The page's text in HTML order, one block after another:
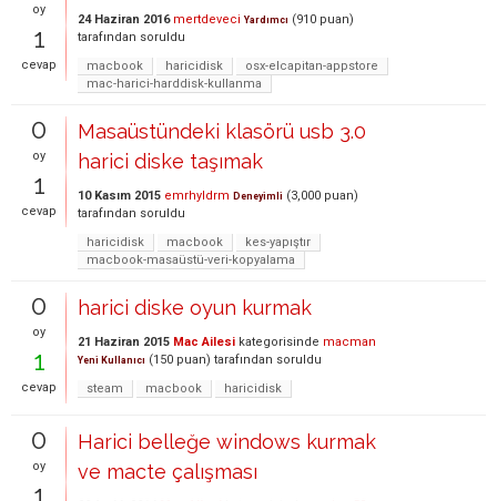
oy
1
cevap
24 Haziran 2016 mertdeveci Yardımcı (910 puan)
tarafından soruldu
macbook
haricidisk
osx-elcapitan-appstore
mac-harici-harddisk-kullanma
0
oy
1
cevap
Masaüstündeki klasörü usb 3.0
harici diske taşımak
10 Kasım 2015 emrhyldrm Deneyimli (3,000 puan)
tarafından soruldu
haricidisk
macbook
kes-yapıştır
macbook-masaüstü-veri-kopyalama
0
oy
1
cevap
harici diske oyun kurmak
21 Haziran 2015 Mac Ailesi kategorisinde macman
Yeni Kullanıcı (150 puan) tarafından soruldu
steam
macbook haricidisk
0
oy
Harici belleğe windows kurmak
ve macte çalışması